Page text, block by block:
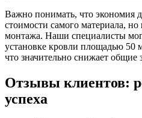
Важно понимать, что экономия
стоимости самого материала, но
монтажа. Наши специалисты
установке кровли площадью 50
что значительно снижает общие
Отзывы клиентов:
успеха